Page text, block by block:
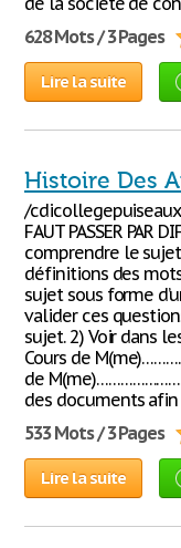
628 Mots / 3 Pages
Lire la suite
Histoire Des
/
FAUT PASSER PAR
comprendre le
définitions des
sujet sous forme
valider ces
sujet. 2) Voir dans
Cours de
de
des documents afin
533 Mots / 3 Pages
Lire la suite